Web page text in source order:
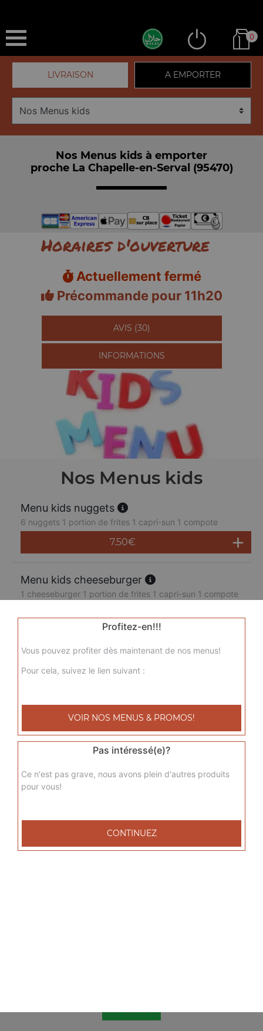
0
LIVRAISON A EMPORTER
Nos Menus kids à emporter
proche La Chapelle-en-Serval (95470)
Horaires d'ouverture
Actuellement fermé
Précommande pour 11h20
AVIS (30)
INFORMATIONS
Nos Menus kids
Menu kids nuggets
6 nuggets 1 portion de frites 1 capri-sun 1 compote
7.50€
Menu kids cheeseburger
1 cheeseburger 1 portion de frites 1 capri-sun 1 compote
Profitez-en!!!
Vous pouvez profiter dès maintenant de nos menus!
Pour cela, suivez le lien suivant :
VOIR NOS MENUS & PROMOS!
Pas intéressé(e)?
Ce n'est pas grave, nous avons plein d'autres produits
pour vous!
CONTINUEZ